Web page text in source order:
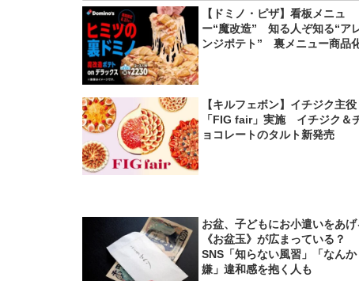
【ドミノ・ピザ】看板メニュ
ー“魔改造” 知る人ぞ知る“ア
ンジポテト” 裏メニュー商品
【キルフェボン】イチジク主役
「FIG fair」実施 イチジク＆
ョコレートのタルト新発売
お盆、子どもにお小遣いをあげ
《お盆玉》が広まっている？
SNS「知らない風習」「なんか
嫌」違和感を抱く人も